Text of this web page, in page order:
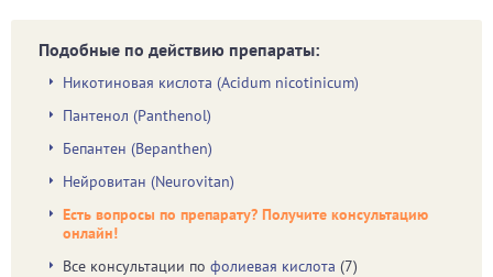
Подобные по действию препараты:
Никотиновая кислота (Acidum nicotinicum)
Пантенол (Panthenol)
Бепантен (Bepanthen)
Нейровитан (Neurovitan)
Есть вопросы по препарату? Получите консультацию
онлайн!
Все консультации по фолиевая кислота (7)